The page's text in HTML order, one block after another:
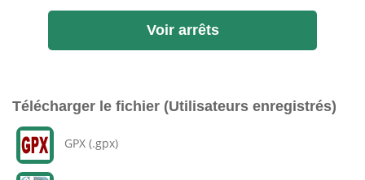
Voir arrêts
Télécharger le fichier (Utilisateurs enregistrés)
GPX (.gpx)